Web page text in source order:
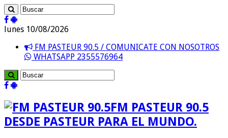
lunes 10/08/2026
FM PASTEUR 90.5 / COMUNICATE CON NOSOTROS
WHATSAPP 2355576964
FM PASTEUR 90.5
DESDE PASTEUR PARA EL MUNDO.